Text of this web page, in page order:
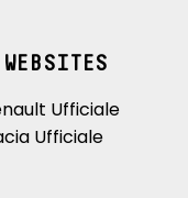
Ufficiale
Ufficiale